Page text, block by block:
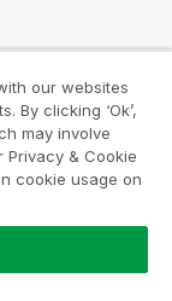
AB. Tüm
our websites
By clicking ‘Ok’,
may involve
Privacy & Cookie
cookie usage on